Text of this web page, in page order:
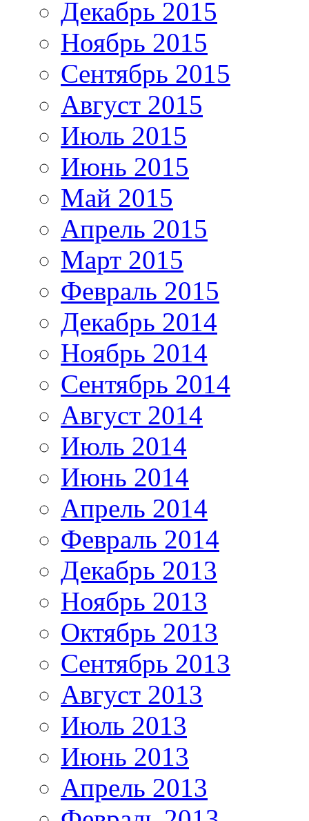
Декабрь 2015
Ноябрь 2015
Сентябрь 2015
Август 2015
Июль 2015
Июнь 2015
Май 2015
Апрель 2015
Март 2015
Февраль 2015
Декабрь 2014
Ноябрь 2014
Сентябрь 2014
Август 2014
Июль 2014
Июнь 2014
Апрель 2014
Февраль 2014
Декабрь 2013
Ноябрь 2013
Октябрь 2013
Сентябрь 2013
Август 2013
Июль 2013
Июнь 2013
Апрель 2013